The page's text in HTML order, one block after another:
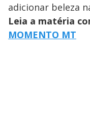
adicionar beleza
Leia a matéria
MOMENTO MT